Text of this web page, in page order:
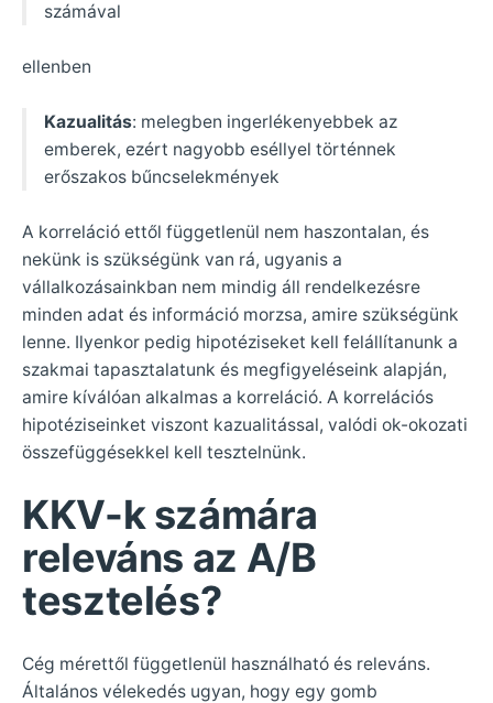
számával
ellenben
Kazualitás: melegben ingerlékenyebbek az
emberek, ezért nagyobb eséllyel történnek
erőszakos bűncselekmények
A korreláció ettől függetlenül nem haszontalan, és
nekünk is szükségünk van rá, ugyanis a
vállalkozásainkban nem mindig áll rendelkezésre
minden adat és információ morzsa, amire szükségünk
lenne. Ilyenkor pedig hipotéziseket kell felállítanunk a
szakmai tapasztalatunk és megfigyeléseink alapján,
amire kíválóan alkalmas a korreláció. A korrelációs
hipotéziseinket viszont kazualitással, valódi ok-okozati
összefüggésekkel kell tesztelnünk.
KKV-k számára
releváns az A/B
tesztelés?
Cég mérettől függetlenül használható és releváns.
Általános vélekedés ugyan, hogy egy gomb